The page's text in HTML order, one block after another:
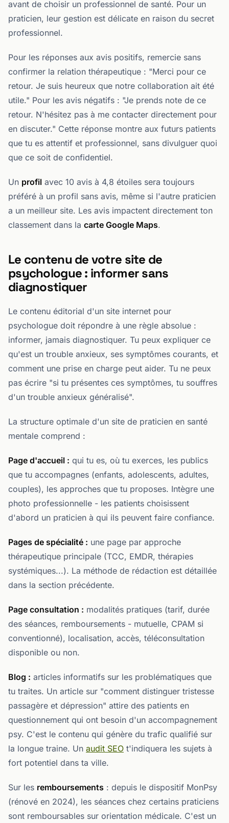
avant de choisir un professionnel de santé. Pour un
praticien, leur gestion est délicate en raison du secret
professionnel.
Pour les réponses aux avis positifs, remercie sans
confirmer la relation thérapeutique : "Merci pour ce
retour. Je suis heureux que notre collaboration ait été
utile." Pour les avis négatifs : "Je prends note de ce
retour. N'hésitez pas à me contacter directement pour
en discuter." Cette réponse montre aux futurs patients
que tu es attentif et professionnel, sans divulguer quoi
que ce soit de confidentiel.
Un profil avec 10 avis à 4,8 étoiles sera toujours
préféré à un profil sans avis, même si l'autre praticien
a un meilleur site. Les avis impactent directement ton
classement dans la carte Google Maps.
Le contenu de votre site de
psychologue : informer sans
diagnostiquer
Le contenu éditorial d'un site internet pour
psychologue doit répondre à une règle absolue :
informer, jamais diagnostiquer. Tu peux expliquer ce
qu'est un trouble anxieux, ses symptômes courants, et
comment une prise en charge peut aider. Tu ne peux
pas écrire "si tu présentes ces symptômes, tu souffres
d'un trouble anxieux généralisé".
La structure optimale d'un site de praticien en santé
mentale comprend :
Page d'accueil : qui tu es, où tu exerces, les publics
que tu accompagnes (enfants, adolescents, adultes,
couples), les approches que tu proposes. Intègre une
photo professionnelle - les patients choisissent
d'abord un praticien à qui ils peuvent faire confiance.
Pages de spécialité : une page par approche
thérapeutique principale (TCC, EMDR, thérapies
systémiques...). La méthode de rédaction est détaillée
dans la section précédente.
Page consultation : modalités pratiques (tarif, durée
des séances, remboursements - mutuelle, CPAM si
conventionné), localisation, accès, téléconsultation
disponible ou non.
Blog : articles informatifs sur les problématiques que
tu traites. Un article sur "comment distinguer tristesse
passagère et dépression" attire des patients en
questionnement qui ont besoin d'un accompagnement
psy. C'est le contenu qui génère du trafic qualifié sur
la longue traine. Un audit SEO t'indiquera les sujets à
fort potentiel dans ta ville.
Sur les remboursements : depuis le dispositif MonPsy
(rénové en 2024), les séances chez certains praticiens
sont remboursables sur orientation médicale. C'est un